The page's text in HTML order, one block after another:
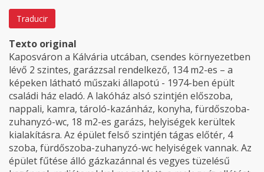
Traducir
Texto original
Kaposváron a Kálvária utcában, csendes környezetben
lévő 2 szintes, garázzsal rendelkező, 134 m2-es – a
képeken látható műszaki állapotú - 1974-ben épült
családi ház eladó. A lakóház alsó szintjén előszoba,
nappali, kamra, tároló-kazánház, konyha, fürdőszoba-
zuhanyzó-wc, 18 m2-es garázs, helyiségek kerültek
kialakításra. Az épület felső szintjén tágas előtér, 4
szoba, fürdőszoba-zuhanyzó-wc helyiségek vannak. Az
épület fűtése álló gázkazánnal és vegyes tüzelésű